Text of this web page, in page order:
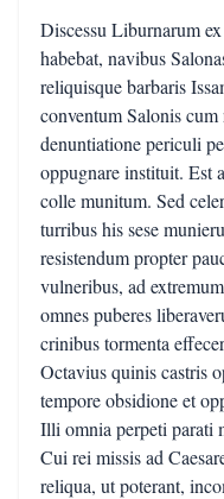
Discessu Liburnarum
habebat, navibus
reliquisque barbaris
conventum Salonis
denuntiatione periculi
oppugnare instituit. Est
colle munitum. Sed
turribus his sese
resistendum propter
vulneribus, ad
omnes puberes
crinibus tormenta
Octavius quinis castris
tempore obsidione et
Illi omnia perpeti parati
Cui rei missis ad
reliqua, ut poterant,